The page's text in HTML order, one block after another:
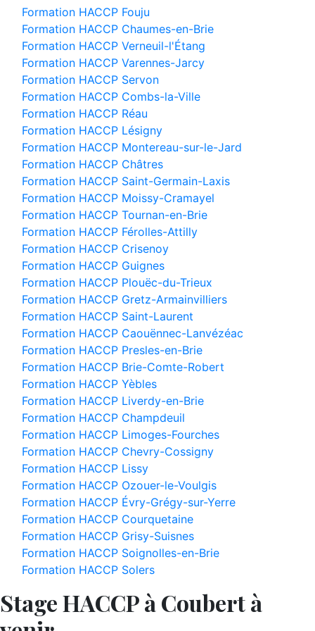
Formation HACCP Fouju
Formation HACCP Chaumes-en-Brie
Formation HACCP Verneuil-l'Étang
Formation HACCP Varennes-Jarcy
Formation HACCP Servon
Formation HACCP Combs-la-Ville
Formation HACCP Réau
Formation HACCP Lésigny
Formation HACCP Montereau-sur-le-Jard
Formation HACCP Châtres
Formation HACCP Saint-Germain-Laxis
Formation HACCP Moissy-Cramayel
Formation HACCP Tournan-en-Brie
Formation HACCP Férolles-Attilly
Formation HACCP Crisenoy
Formation HACCP Guignes
Formation HACCP Plouëc-du-Trieux
Formation HACCP Gretz-Armainvilliers
Formation HACCP Saint-Laurent
Formation HACCP Caouënnec-Lanvézéac
Formation HACCP Presles-en-Brie
Formation HACCP Brie-Comte-Robert
Formation HACCP Yèbles
Formation HACCP Liverdy-en-Brie
Formation HACCP Champdeuil
Formation HACCP Limoges-Fourches
Formation HACCP Chevry-Cossigny
Formation HACCP Lissy
Formation HACCP Ozouer-le-Voulgis
Formation HACCP Évry-Grégy-sur-Yerre
Formation HACCP Courquetaine
Formation HACCP Grisy-Suisnes
Formation HACCP Soignolles-en-Brie
Formation HACCP Solers
Stage HACCP à Coubert à